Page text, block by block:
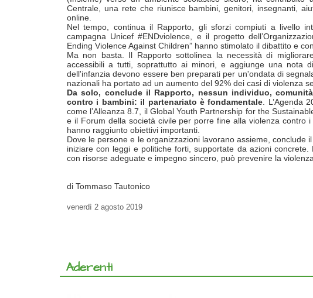
Centrale, una rete che riunisce bambini, genitori, insegnanti,
online.
Nel tempo, continua il Rapporto, gli sforzi compiuti a livello
campagna Unicef #ENDviolence, e il progetto
Ending Violence Against Children” hanno stimolato il dibattito e
Ma non basta. Il Rapporto sottolinea la necessità di
accessibili a tutti, soprattutto ai minori, e aggiunge una nota
dell'infanzia devono essere ben preparati per un'ondata di
nazionali ha portato ad un aumento del 92% dei casi di violenza
Da solo, conclude il Rapporto, nessun individuo,
contro i bambini: il partenariato è fondamentale . L’Agenda
come l’Alleanza 8.7, il Global Youth Partnership for the
e il Forum della società civile per porre fine alla violenza contro
hanno raggiunto obiettivi importanti.
Dove le persone e le organizzazioni lavorano assieme, conclude
iniziare con leggi e politiche forti, supportate da azioni
con risorse adeguate e impegno sincero, può prevenire la
di Tommaso Tautonico
venerdì 2 agosto 2019
Aderenti